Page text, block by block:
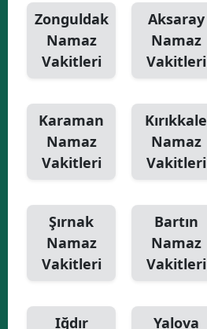
Zonguldak
Namaz
Vakitleri
Aksaray
Namaz
Vakitleri
Karaman
Namaz
Vakitleri
Kırıkkale
Namaz
Vakitleri
Şırnak
Namaz
Vakitleri
Bartın
Namaz
Vakitleri
Iğdır
Yalova